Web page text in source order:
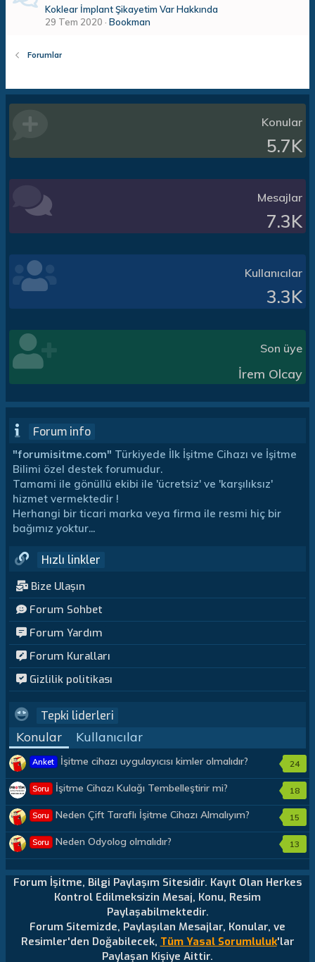
Koklear İmplant Şikayetim Var Hakkında
29 Tem 2020
Bookman
Forumlar
Konular
5.7K
Mesajlar
7.3K
Kullanıcılar
3.3K
Son üye
İrem Olcay
Forum info
"forumisitme.com" Türkiyede İlk İşitme Cihazı ve İşitme
Bilimi özel destek forumudur.
Tamami ile gönüllü ekibi ile 'ücretsiz' ve 'karşılıksız'
hizmet vermektedir !
Herhangi bir ticari marka veya firma ile resmi hiç bir
bağımız yoktur...
Hızlı linkler
Bize Ulaşın
Forum Sohbet
Forum Yardım
Forum Kuralları
Gizlilik politikası
Tepki liderleri
Konular Kullanıcılar
Anket İşitme cihazı uygulayıcısı kimler olmalıdır? 24
Soru İşitme Cihazı Kulağı Tembelleştirir mi? 18
Soru Neden Çift Taraflı İşitme Cihazı Almalıyım? 15
Soru Neden Odyolog olmalıdır? 13
Forum İşitme, Bilgi Paylaşım Sitesidir. Kayıt Olan Herkes
Kontrol Edilmeksizin Mesaj, Konu, Resim
Paylaşabilmektedir.
Forum Sitemizde, Paylaşılan Mesajlar, Konular, ve
Resimler'den Doğabilecek, Tüm Yasal Sorumluluk'lar
Paylaşan Kişiye Aittir.